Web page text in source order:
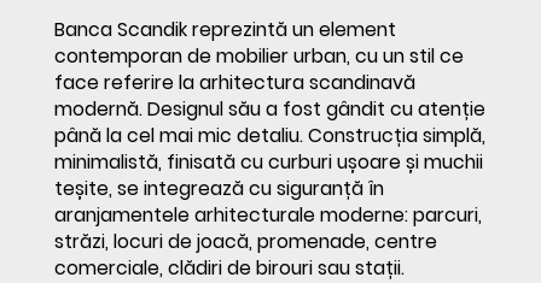
Banca Scandik reprezintă un element
contemporan de mobilier urban, cu un stil ce
face referire la arhitectura scandinavă
modernă. Designul său a fost gândit cu atenție
până la cel mai mic detaliu. Construcția simplă,
minimalistă, finisată cu curburi ușoare și muchii
teșite, se integrează cu siguranță în
aranjamentele arhitecturale moderne: parcuri,
străzi, locuri de joacă, promenade, centre
comerciale, clădiri de birouri sau stații.